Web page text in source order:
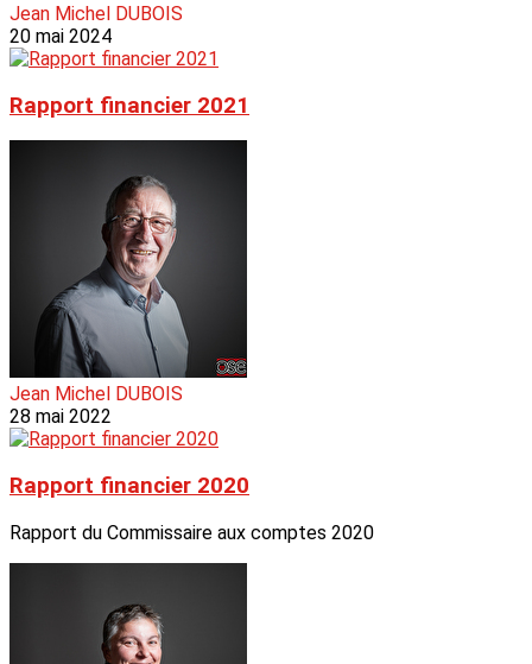
Jean Michel DUBOIS
20 mai 2024
Rapport financier 2021
Jean Michel DUBOIS
28 mai 2022
Rapport financier 2020
Rapport du Commissaire aux comptes 2020